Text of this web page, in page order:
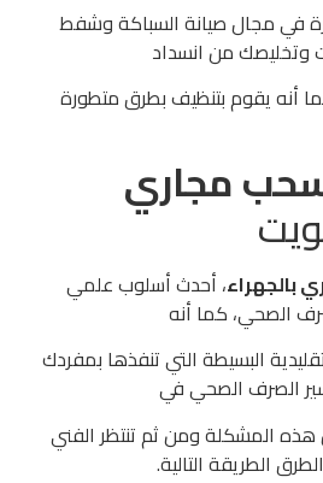
مجال صيانة السباكة وشفط
وتخليصك من انسداد
يقوم بتنظيف بطرق متطورة
مجاري
، أحدث أسلوب علمي
الصحي، كما أنه
البسيطة التي تنفذها بمفردك
الصرف الصحي في
المشكلة ومن ثم تنتظر الفني
التالية.